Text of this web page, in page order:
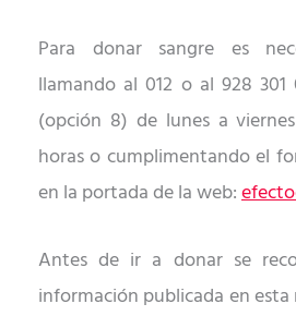
Para donar sangre es
llamando al 012 o al 928 301
(opción 8) de lunes a
horas o cumplimentando el
en la portada de la web:
Antes de ir a donar se
información publicada en esta